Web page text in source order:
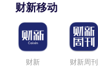
财新移动
财新 财新周刊